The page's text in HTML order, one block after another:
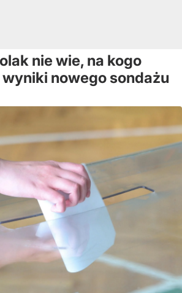
nie wie, na kogo
wyniki nowego sondażu